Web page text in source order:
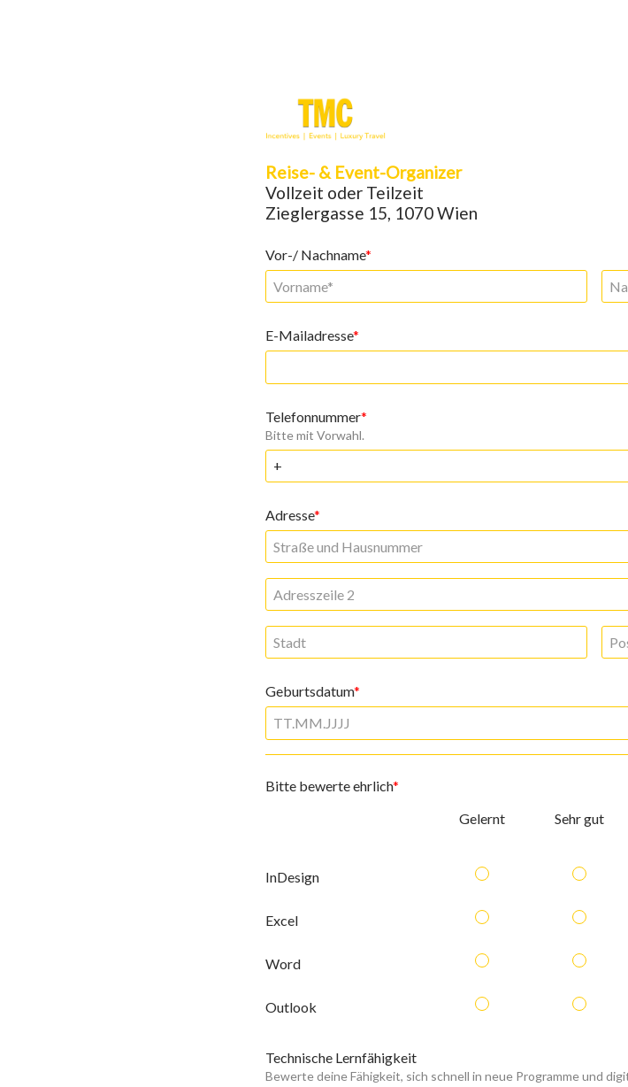
Reise- & Event-Organizer
Vollzeit oder Teilzeit
Zieglergasse 15, 1070 Wien
Vor-/ Nachname
E-Mailadresse
Telefonnummer
Bitte mit Vorwahl.
Adresse
Geburtsdatum
Bitte bewerte ehrlich
Gelernt
Sehr gut
InDesign
Excel
Word
Outlook
Technische Lernfähigkeit
Bewerte deine Fähigkeit, sich schnell in neue Programme und